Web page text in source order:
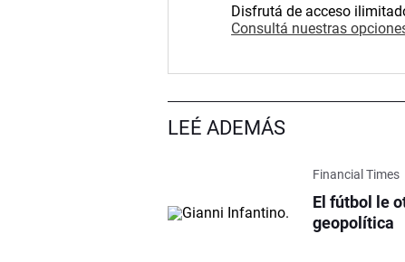
Disfrutá de acceso
Consultá nuestras
LEÉ ADEMÁS
Financial Times
El fútbol le
geopolítica